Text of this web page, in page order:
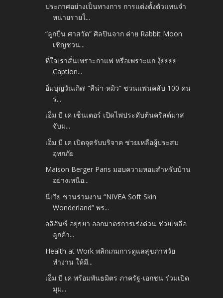
ประกาศอย่างเป็นทางการ การแต่งตั้งตัวแทนจำ
หน่ายรายใ...
“ลูกปืน ศาสวัต” ศิลปินจาก ค่าย Rabbit Moon
เชิญชวน...
ที่ใจเราสั่นเพราะกาแฟ หรือเพราะแก งุ้ยยยย
Caption...
อิ่มบุญวันเกิด! “ลีน่า-หมิว” ชวนแฟนคลับ 100 คน
ร่...
เอ็ม บี เค เซ็นเตอร์ เปิดไฟประดับต้นคริสต์มาส
จับม...
เอ็ม บี เค เปิดจุดรับบริจาค ช่วยเหลือผู้ประสบ
อุทกภัย
Maison Berger Paris มอบความหอมสำหรับบ้าน
อย่างเหนือ...
นีเวีย ชวนร่วมงาน “NIVEA Soft Skin
Wonderland” พร...
อลิอันซ์ อยุธยา ออกมาตรการเร่งด่วน ช่วยเหลือ
ลูกค้า...
Health at Work พลิกเกมการดูแลสุขภาพวัย
ทำงาน ให้มี...
เอ็ม บี เค พร้อมพันธมิตร ภาครัฐ-เอกชน ร่วมเปิด
มุม...